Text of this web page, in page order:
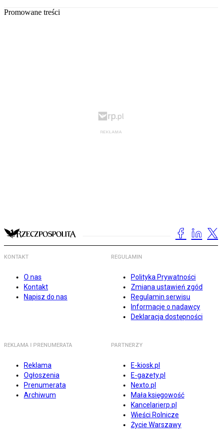
Promowane treści
KONTAKT
O nas
Kontakt
Napisz do nas
REGULAMIN
Polityka Prywatności
Zmiana ustawień zgód
Regulamin serwisu
Informacje o nadawcy
Deklaracja dostępności
REKLAMA I PRENUMERATA
Reklama
Ogłoszenia
Prenumerata
Archiwum
PARTNERZY
E-kiosk.pl
E-gazety.pl
Nexto.pl
Mała księgowość
Kancelarierp.pl
Wieści Rolnicze
Życie Warszawy